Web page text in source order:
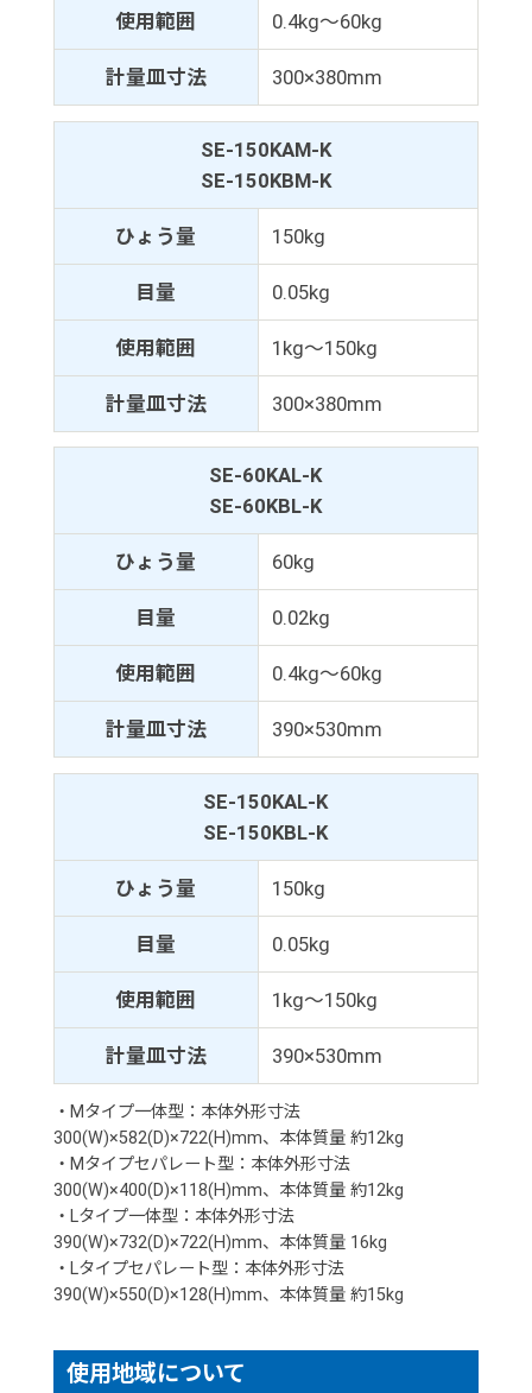
使用範囲 0.4kg～60kg
計量皿寸法 300×380mm
SE-150KAM-K
SE-150KBM-K
ひょう量 150kg
目量 0.05kg
使用範囲 1kg～150kg
計量皿寸法 300×380mm
SE-60KAL-K
SE-60KBL-K
ひょう量 60kg
目量 0.02kg
使用範囲 0.4kg～60kg
計量皿寸法 390×530mm
SE-150KAL-K
SE-150KBL-K
ひょう量 150kg
目量 0.05kg
使用範囲 1kg～150kg
計量皿寸法 390×530mm
・Mタイプ一体型：本体外形寸法
300(W)×582(D)×722(H)mm、本体質量 約12kg
・Mタイプセパレート型：本体外形寸法
300(W)×400(D)×118(H)mm、本体質量 約12kg
・Lタイプ一体型：本体外形寸法
390(W)×732(D)×722(H)mm、本体質量 16kg
・Lタイプセパレート型：本体外形寸法
390(W)×550(D)×128(H)mm、本体質量 約15kg
使用地域について